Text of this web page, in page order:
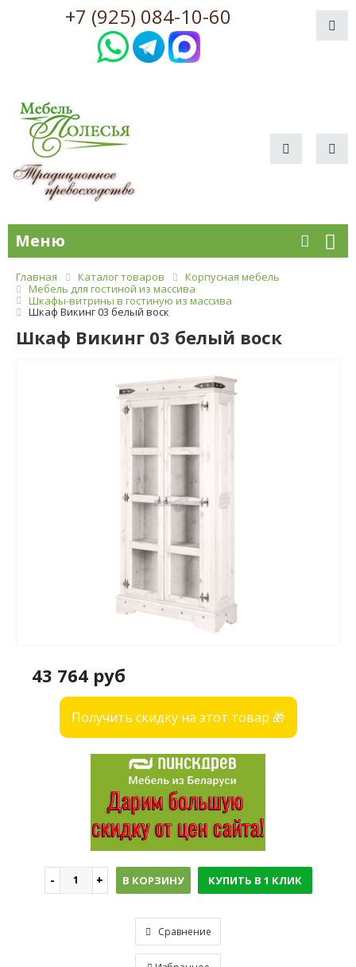
+7 (925) 084-10-60
Меню
Главная Каталог товаров
Корпусная мебель
Мебель для гостиной из массива
Шкафы-витрины в гостиную из массива
Шкаф Викинг 03 белый воск
Шкаф Викинг 03 белый воск
43 764 руб
Получить скидку на этот товар 🎁
В КОРЗИНУ КУПИТЬ В 1 КЛИК
Сравнение